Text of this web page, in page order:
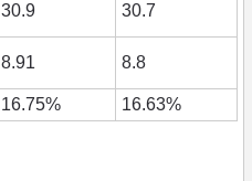
30.9 30.7
8.91 8.8
16.75% 16.63%